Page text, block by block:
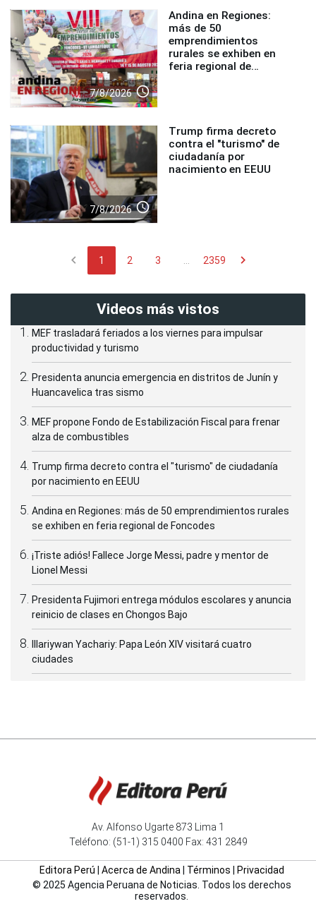
7/8/2026 access_time
Andina en Regiones:
más de 50
emprendimientos
rurales se exhiben en
feria regional de
7/8/2026 access_time
Trump firma decreto
contra el "turismo" de
ciudadanía por
nacimiento en EEUU
chevron_left 1 2 3 ... 2359 chevron_right
Videos más vistos
MEF trasladará feriados a los viernes para impulsar
productividad y turismo
Presidenta anuncia emergencia en distritos de Junín y
Huancavelica tras sismo
MEF propone Fondo de Estabilización Fiscal para frenar
alza de combustibles
Trump firma decreto contra el "turismo" de ciudadanía
por nacimiento en EEUU
Andina en Regiones: más de 50 emprendimientos rurales
se exhiben en feria regional de Foncodes
¡Triste adiós! Fallece Jorge Messi, padre y mentor de
Lionel Messi
Presidenta Fujimori entrega módulos escolares y anuncia
reinicio de clases en Chongos Bajo
Illariywan Yachariy: Papa León XIV visitará cuatro
ciudades
Av. Alfonso Ugarte 873 Lima 1
Teléfono: (51-1) 315 0400 Fax: 431 2849
Editora Perú Acerca de Andina| Términos
Privacidad
© 2025 Agencia Peruana de Noticias. Todos los derechos
reservados.